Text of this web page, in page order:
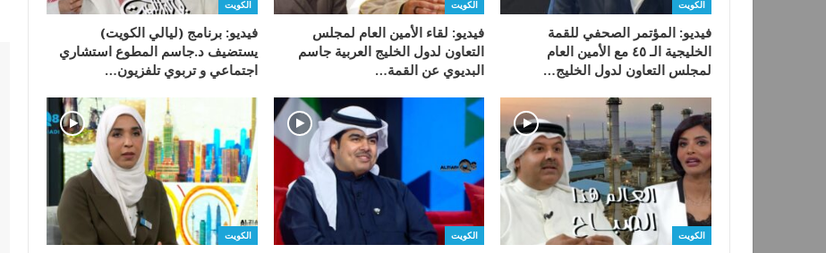
الكويت
فيديو: المؤتمر الصحفي للقمة
الخليجية الـ ٤٥ مع الأمين العام
لمجلس التعاون لدول الخليج…
الكويت
فيديو: لقاء الأمين العام لمجلس
التعاون لدول الخليج العربية جاسم
البديوي عن القمة…
الكويت
فيديو: برنامج (ليالي الكويت)
يستضيف د.جاسم المطوع استشاري
اجتماعي و تربوي تلفزيون…
الكويت الكويت الكويت